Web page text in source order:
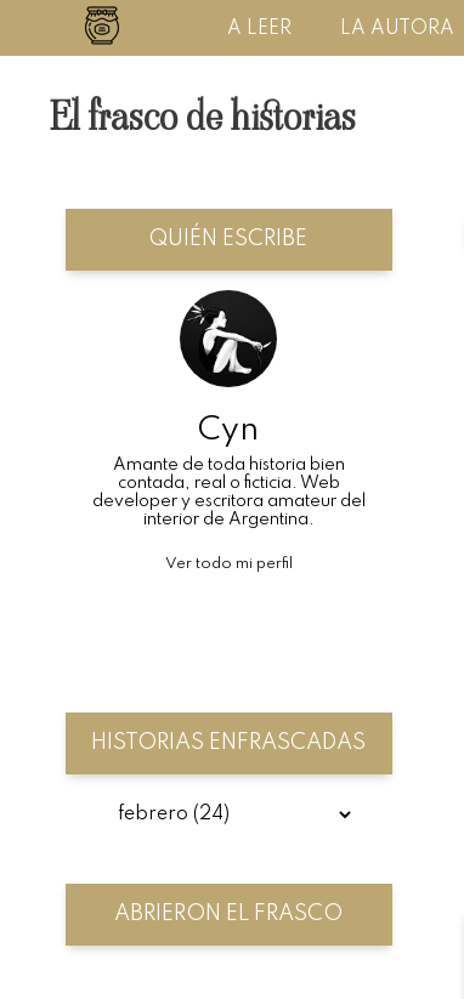
A LEER LA AUTORA
El frasco de historias
QUIÉN ESCRIBE
Cyn
Amante de toda historia bien
contada, real o ficticia. Web
developer y escritora amateur del
interior de Argentina.
Ver todo mi perfil
HISTORIAS ENFRASCADAS
ABRIERON EL FRASCO